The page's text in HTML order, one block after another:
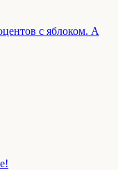
с яблоком. А